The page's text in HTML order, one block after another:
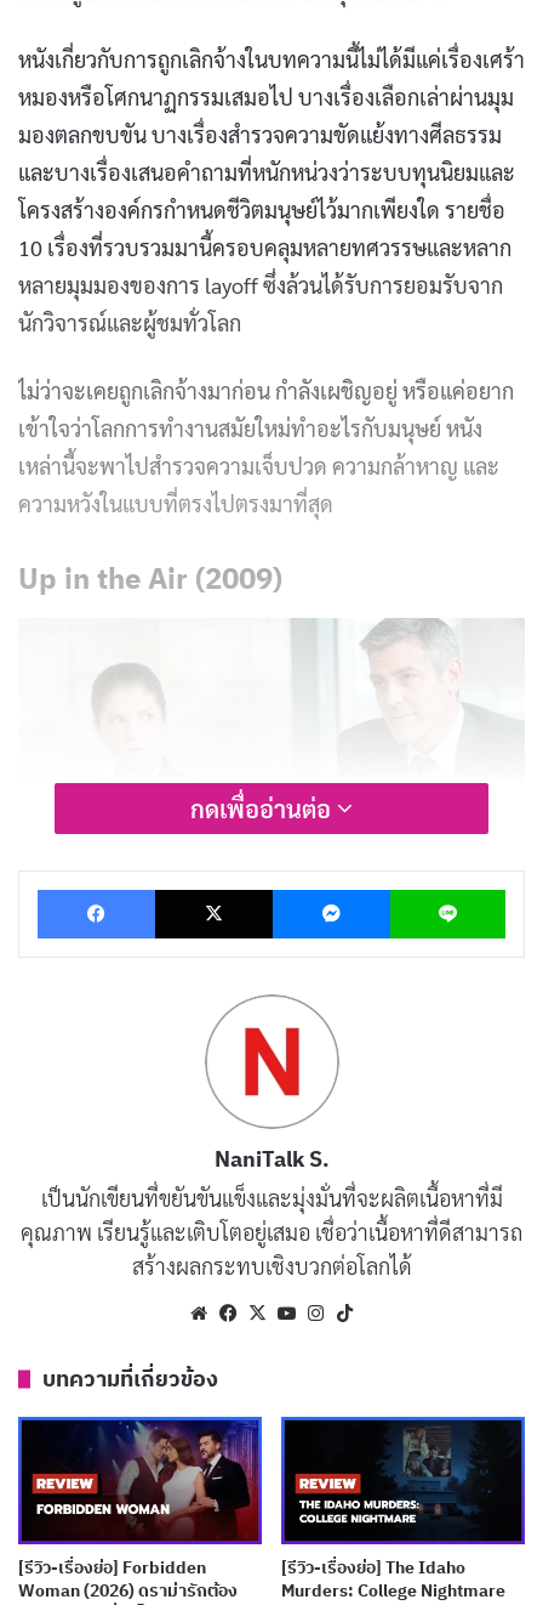
หนังเกี่ยวกับการถูกเลิกจ้างในบทความนี้ไม่ได้มีแค่เรื่องเศร้า
หมองหรือโศกนาฏกรรมเสมอไป บางเรื่องเลือกเล่าผ่านมุม
มองตลกขบขัน บางเรื่องสำรวจความขัดแย้งทางศีลธรรม
และบางเรื่องเสนอคำถามที่หนักหน่วงว่าระบบทุนนิยมและ
โครงสร้างองค์กรกำหนดชีวิตมนุษย์ไว้มากเพียงใด รายชื่อ
10 เรื่องที่รวบรวมมานี้ครอบคลุมหลายทศวรรษและหลาก
หลายมุมมองของการ layoff ซึ่งล้วนได้รับการยอมรับจาก
นักวิจารณ์และผู้ชมทั่วโลก
ไม่ว่าจะเคยถูกเลิกจ้างมาก่อน กำลังเผชิญอยู่ หรือแค่อยาก
เข้าใจว่าโลกการทำงานสมัยใหม่ทำอะไรกับมนุษย์ หนัง
เหล่านี้จะพาไปสำรวจความเจ็บปวด ความกล้าหาญ และ
ความหวังในแบบที่ตรงไปตรงมาที่สุด
Up in the Air (2009)
Up in the Airคือหนังที่กล้าตั้งคำถามกับระบบ layoff จาก
ผู้ที่ทำหน้าที่ “ไล่คนออก” อย่างมืออาชีพ
(จอร์จ คลูนีย์) คือผู้เชี่ยวชาญที่บริษัทขนาดใหญ่จ้างให้บิน
ไปทั่วสหรัฐฯ เพื่อแจ้งข่าวการถูกเลิกจ้างแทนผู้บริหาร เขา
ทำงานนี้ได้อย่างเย็นชาเพราะเลือกตัดขาดจากความ
สัมพันธ์ทุกรูปแบบ แต่เมื่อบริษัทต้องการเปลี่ยนมาทำการ
layoff ผ่านวิดีโอคอล ชีวิตของเขาเริ่มถามตัวเองว่าอะไรคือ
สิ่งที่มีความหมายกันแน่
เจสัน ไรต์แมน ดัดแปลงบทจากนิยายของ Walter
ที่ถูกเลิกจ้างจริงจากยุคเศรษฐกิจถดถอยปี 2008 เข้าไปใน
หนัง ทำให้เรื่องนี้มีความสมจริงและสะเทือนใจอย่างลึกซึ้ง
คะแนน 88% บน Rotten Tomatoes และการเข้าชิงออสกา
ร์ 6 สาขาพิสูจน์ว่า Up in the Air ไม่ใช่หนังเกี่ยวกับ layoff
ธรรมดา แต่เป็นการสำรวจว่ามนุษย์นิยามคุณค่าตัวเองผ่าน
งานอย่างไร
กดเพื่ออ่านต่อ
Facebook X Messenger Line
NaniTalk S.
เป็นนักเขียนที่ขยันขันแข็งและมุ่งมั่นที่จะผลิตเนื้อหาที่มี
คุณภาพ เรียนรู้และเติบโตอยู่เสมอ เชื่อว่าเนื้อหาที่ดีสามารถ
สร้างผลกระทบเชิงบวกต่อโลกได้
WebsiteFacebook
X YouTubeInstagram
บทความที่เกี่ยวข้อง
[รีวิว-เรื่องย่อ] Forbidden
Woman (2026) ดราม่ารักต้อง
[รีวิว-เรื่องย่อ] The Idaho
Murders: College Nightmare